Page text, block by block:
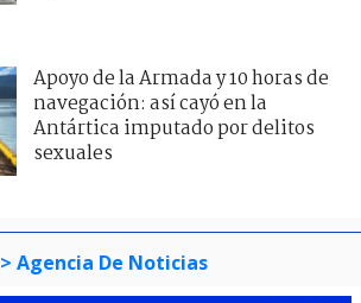
Apoyo de la Armada y 10 horas de
navegación: así cayó en la
Antártica imputado por delitos
sexuales
> Agencia De Noticias